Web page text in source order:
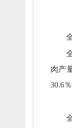
肉产
30.6％